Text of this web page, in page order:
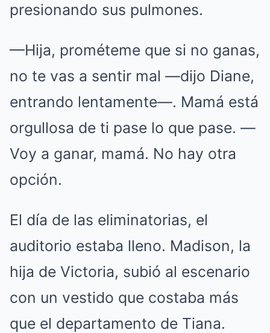
presionando sus pulmones.
—Hija, prométeme que si no ganas,
no te vas a sentir mal —dijo Diane,
entrando lentamente—. Mamá está
orgullosa de ti pase lo que pase. —
Voy a ganar, mamá. No hay otra
opción.
El día de las eliminatorias, el
auditorio estaba lleno. Madison, la
hija de Victoria, subió al escenario
con un vestido que costaba más
que el departamento de Tiana.